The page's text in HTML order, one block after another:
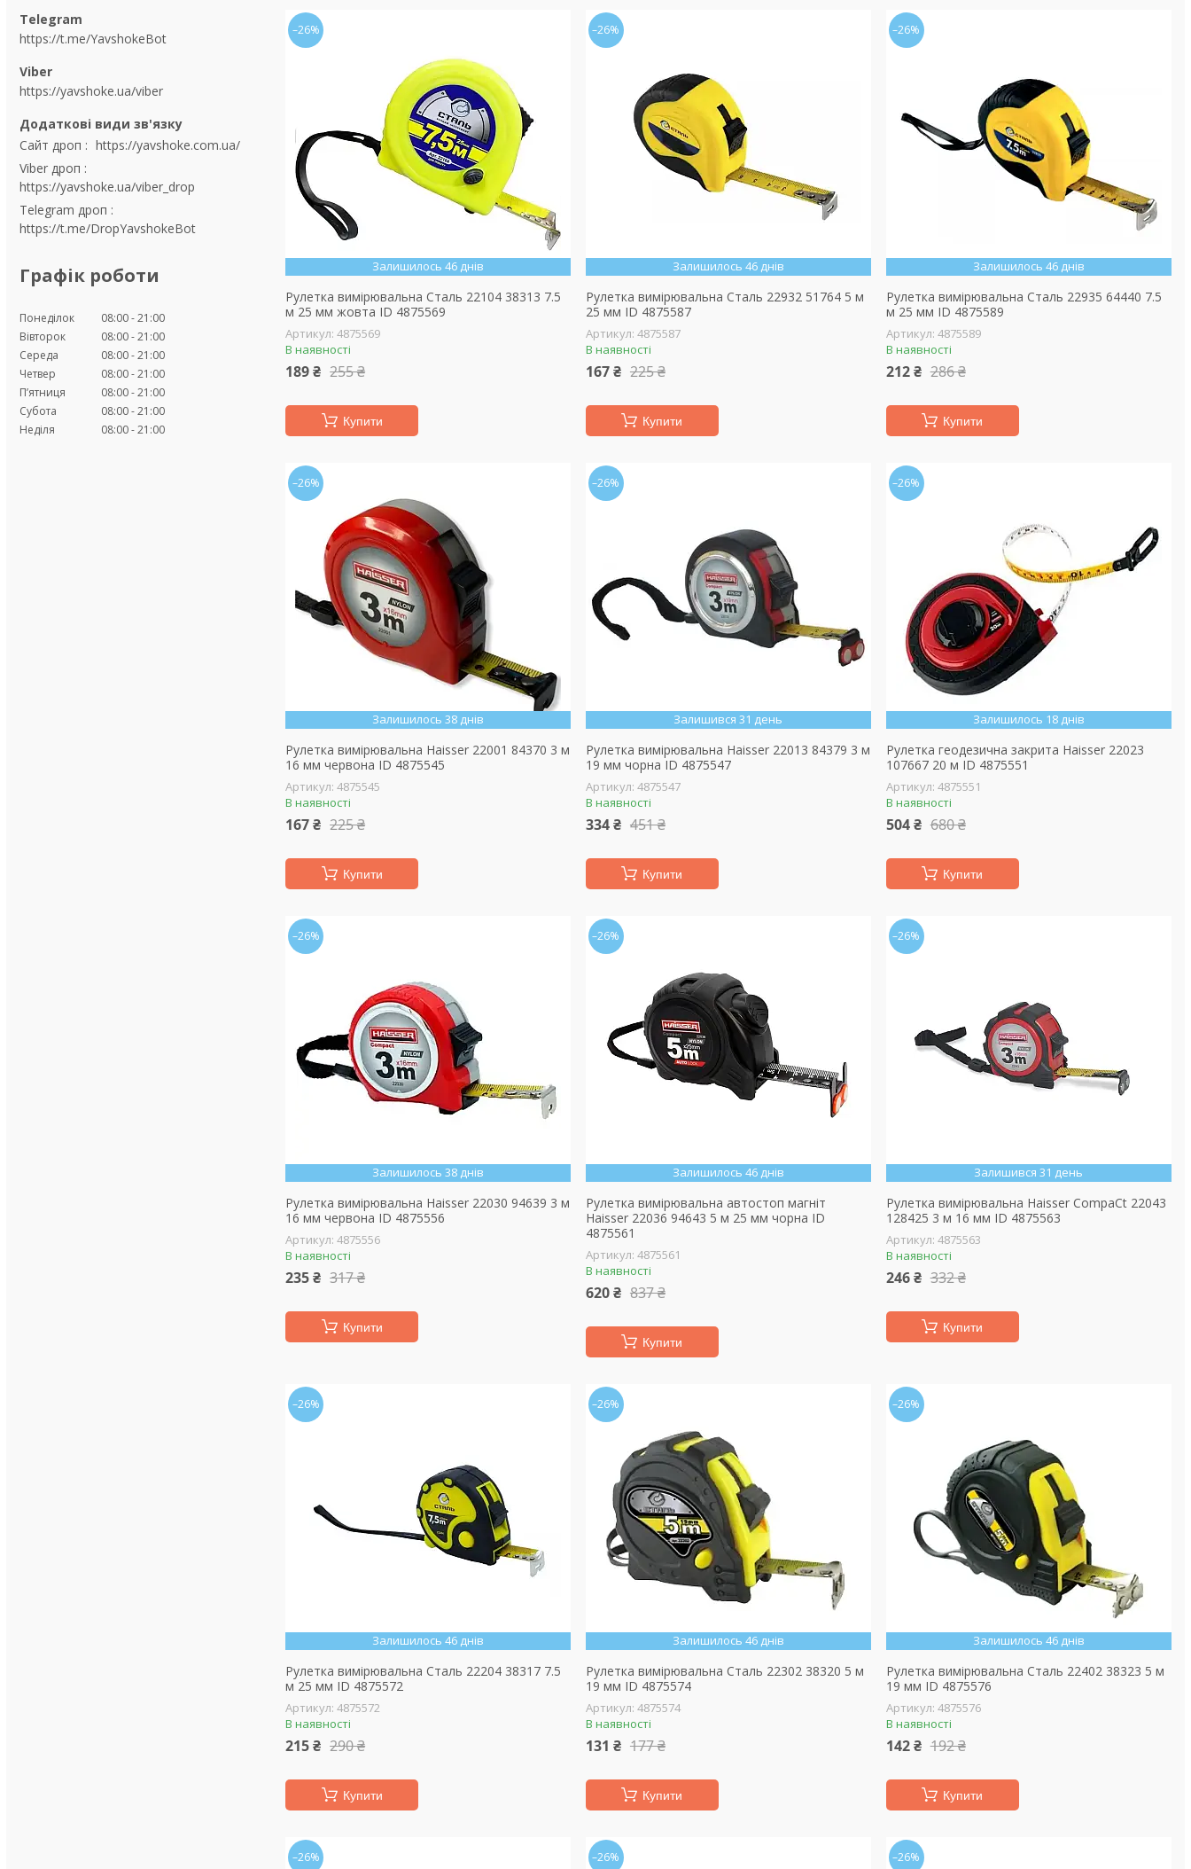
https://t.me/YavshokeBot
https://yavshoke.ua/viber
Сайт дроп
https://yavshoke.com.ua/
Viber дроп
https://yavshoke.ua/viber_drop
Telegram дроп
https://t.me/DropYavshokeBot
Графік роботи
Понеділок 08:00 21:00
Вівторок
08:00 21:00
Середа
08:00 21:00
Четвер
08:00 21:00
Пʼятниця
08:00 21:00
Субота
08:00 21:00
Неділя
08:00 21:00
–26%
Залишилось 46 днів
Рулетка вимірювальна Сталь 22104 38313 7.5
м 25 мм жовта ID 4875569
4875569
В наявності
189 ₴ 255 ₴
Купити
–26%
Залишилось 46 днів
Рулетка вимірювальна Сталь 22932 51764 5 м
25 мм ID 4875587
4875587
В наявності
167 ₴ 225 ₴
Купити
–26%
Залишилось 46 днів
Рулетка вимірювальна Сталь 22935 64440 7.5
м 25 мм ID 4875589
4875589
В наявності
212 ₴ 286 ₴
Купити
–26%
Залишилось 38 днів
Рулетка вимірювальна Haisser 22001 84370 3 м
16 мм червона ID 4875545
4875545
В наявності
167 ₴ 225 ₴
Купити
–26%
Залишився 31 день
Рулетка вимірювальна Haisser 22013 84379 3 м
19 мм чорна ID 4875547
4875547
В наявності
334 ₴ 451 ₴
Купити
–26%
Залишилось 18 днів
Рулетка геодезична закрита Haisser 22023
107667 20 м ID 4875551
4875551
В наявності
504 ₴ 680 ₴
Купити
–26%
Залишилось 38 днів
Рулетка вимірювальна Haisser 22030 94639 3 м
16 мм червона ID 4875556
4875556
В наявності
235 ₴ 317 ₴
Купити
–26%
Залишилось 46 днів
Рулетка вимірювальна автостоп магніт
Haisser 22036 94643 5 м 25 мм чорна ID
4875561
4875561
В наявності
620 ₴ 837 ₴
Купити
–26%
Залишився 31 день
Рулетка вимірювальна Haisser СompaСt 22043
128425 3 м 16 мм ID 4875563
4875563
В наявності
246 ₴ 332 ₴
Купити
–26%
Залишилось 46 днів
Рулетка вимірювальна Сталь 22204 38317 7.5
м 25 мм ID 4875572
4875572
В наявності
215 ₴ 290 ₴
Купити
–26%
Залишилось 46 днів
Рулетка вимірювальна Сталь 22302 38320 5 м
19 мм ID 4875574
4875574
В наявності
131 ₴ 177 ₴
Купити
–26%
Залишилось 46 днів
Рулетка вимірювальна Сталь 22402 38323 5 м
19 мм ID 4875576
4875576
В наявності
142 ₴ 192 ₴
Купити
–26% –26% –26%